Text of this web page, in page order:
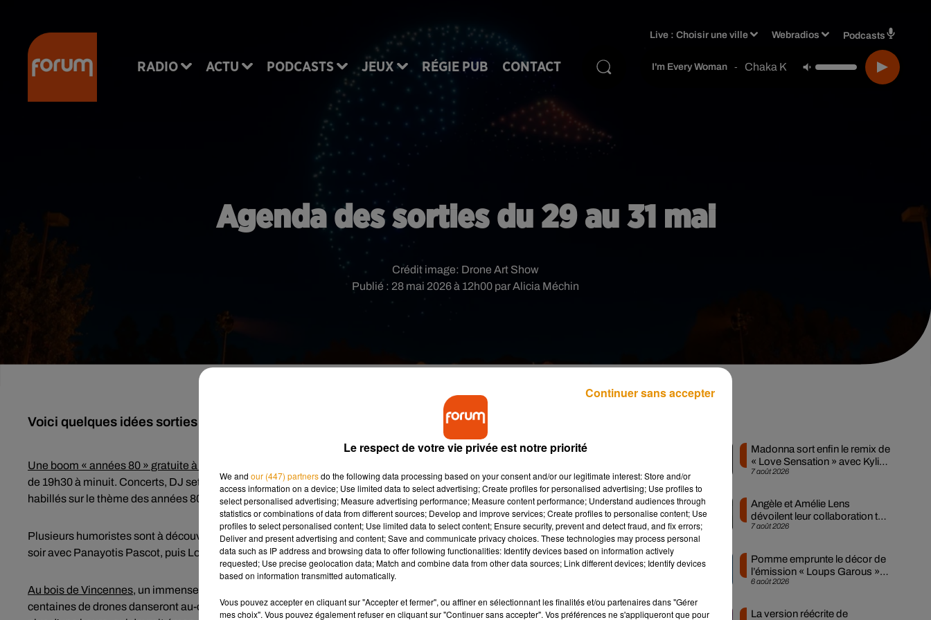
RADIO ACTU PODCASTS JEUX RÉGIE PUB CONTACT
Live :Choisir une ville Webradios Podcasts
I'm Every Woman - Chaka Khan
Agenda des sorties du 29 au 31 mai
Publié : 28 mai 2026 à 12h00 par Alicia Méchin
Crédit image: Drone Art Show
Voici quelques idées sorties pour ce week-end du 29 au 31 mai 2026.
Une boom « années 80 » gratuite à Paris
de 19h30 à minuit. Concerts, DJ set et animations sont au programme. Les organisateurs invitent les participants à venir
habillés sur le thème des années 80. L’évènement est gratuit, mais sur inscription.
Plusieurs humoristes sont à découvrir sur la scène duPalais des congrès de Tours ce week-end. Ça commence dès ce jeudi
soir avec Panayotis Pascot, puis Lou Trotignon samedi et Elena Nagapetyan dimanche.
Au bois de Vincennes, un immense spectacle de drones est à découvrir ce jeudi et samedi soir : le Drone Art Show. Des
centaines de drones danseront au-dessus de l’Hippodrome, accompagnés d’un concert live. Une performance visuelle de
7 août 2026
Madonna sort enfin le remix de
« Love Sensation » avec Kylie
Minogue
7 août 2026
Angèle et Amélie Lens
dévoilent leur collaboration tant
attendue
6 août 2026
Pomme emprunte le décor de
l’émission « Loups Garous »
pour son...
La version réécrite de
Le respect de votre vie privée est notre priorité
We and our (447) partnersdo the following data processing based on your consent and/or our legitimate interest: Store and/or
access information on a device; Use limited data to select advertising; Create profiles for personalised advertising; Use profiles to
select personalised advertising; Measure advertising performance; Measure content performance; Understand audiences through
statistics or combinations of data from different sources; Develop and improve services; Create profiles to personalise content; Use
profiles to select personalised content; Use limited data to select content; Ensure security, prevent and detect fraud, and fix errors;
Deliver and present advertising and content; Save and communicate privacy choices. These technologies may process personal
data such as IP address and browsing data to offer following functionalities: Identify devices based on information actively
requested; Use precise geolocation data; Match and combine data from other data sources; Link different devices; Identify devices
based on information transmitted automatically.
Vous pouvez accepter en cliquant sur "Accepter et fermer", ou affiner en sélectionnant les finalités et/ou partenaires dans "Gérer
mes choix". Vous pouvez également refuser en cliquant sur "Continuer sans accepter". Vos préférences ne s'appliqueront que pour
Continuer sans accepter